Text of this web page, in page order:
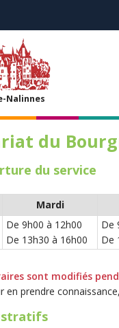
Nalinnes
du
du service
Mardi
De 9h00 à 12h00
De 13h30 à 16h00
De
De
sont modifiés
en prendre connaissance,